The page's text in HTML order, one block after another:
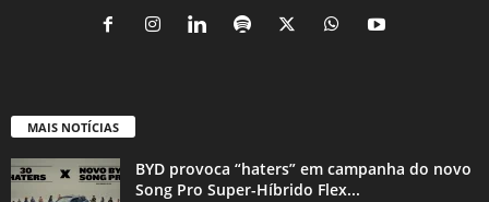
MAIS NOTÍCIAS
BYD provoca “haters” em campanha do novo
Song Pro Super-Híbrido Flex...